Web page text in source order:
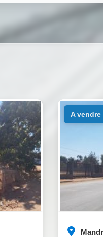
a vendre